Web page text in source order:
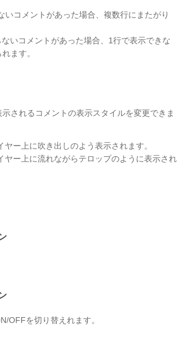
いコメントがあった場合、複数行にまたがり
いコメントがあった場合、1行で表示できな
ます。
されるコメントの表示スタイルを変更できま
ヤー上に吹き出しのよう表示されます。
ヤー上に流れながらテロップのように表示され
OFFを切り替えれます。